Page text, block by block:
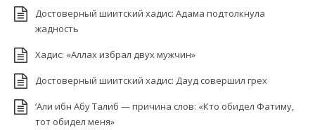
Достоверный шиитский хадис: Адама подтолкнула
жадность
Хадис: «Аллах избрал двух мужчин»
Достоверный шиитский хадис: Дауд совершил грех
‘Али ибн Абу Талиб — причина слов: «Кто обидел Фатиму,
тот обидел меня»